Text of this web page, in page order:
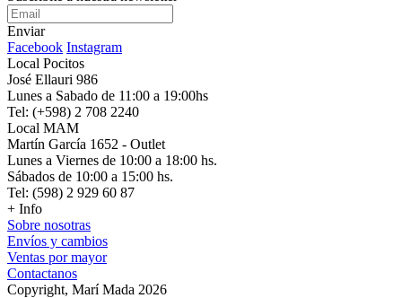
Enviar
Facebook Instagram
Local Pocitos
José Ellauri 986
Lunes a Sabado de 11:00 a 19:00hs
Tel: (+598) 2 708 2240
Local MAM
Martín García 1652 - Outlet
Lunes a Viernes de 10:00 a 18:00 hs.
Sábados de 10:00 a 15:00 hs.
Tel: (598) 2 929 60 87
+ Info
Sobre nosotras
Envíos y cambios
Ventas por mayor
Contactanos
Copyright, Marí Mada 2026